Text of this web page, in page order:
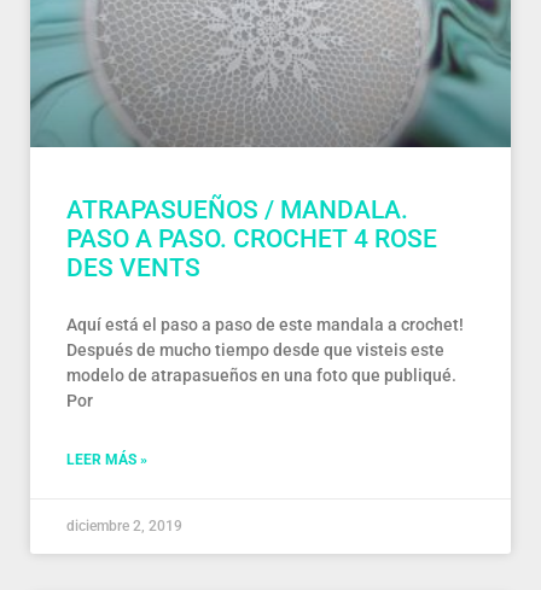
ATRAPASUEÑOS / MANDALA.
PASO A PASO. CROCHET 4 ROSE
DES VENTS
Aquí está el paso a paso de este mandala a crochet!
Después de mucho tiempo desde que visteis este
modelo de atrapasueños en una foto que publiqué.
Por
LEER MÁS »
diciembre 2, 2019